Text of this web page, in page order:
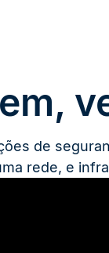
de
rede, e